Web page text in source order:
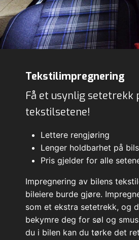
Tekstilimpregnering
Få et usynlig setetrekk
tekstilsetene!
Lettere rengjøring
Lenger holdbarhet på
Pris gjelder for alle
Impregnering av bilens
bileiere burde gjøre.
som et ekstra setetrekk, og
bekymre deg for søl og
du i bilen kan du tørke det